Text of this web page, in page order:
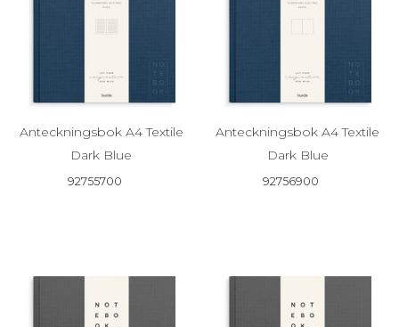
Anteckningsbok A4 Textile
Dark Blue
92755700
Anteckningsbok A4 Textile
Dark Blue
92756900